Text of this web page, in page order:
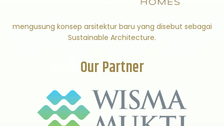
mengusung konsep arsitektur baru yang disebut sebagai
Sustainable Architecture.
Our Partner